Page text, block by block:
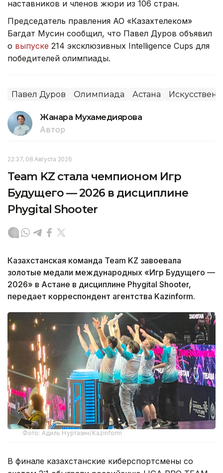
наставников и членов жюри из 106 стран.
Председатель правления АО «Казахтелеком»
Багдат Мусин сообщил, что Павел Дуров объявил
о выпуске 214 эксклюзивных Intelligence Cups для
победителей олимпиады.
Павел Дуров Олимпиада Астана
Жанара Мухамедиярова
Автор
22:37, 08 Августа 2026
Team KZ стала чемпионом Игр
Будущего — 2026 в дисциплине
Phygital Shooter
Казахстанская команда Team KZ завоевала
золотые медали международных «Игр Будущего —
2026» в Астане в дисциплине Phygital Shooter,
передает корреспондент агентства Kazinform.
Фото: Адиль Нуртазин/Kazinform
В финале казахстанские киберспортсмены со